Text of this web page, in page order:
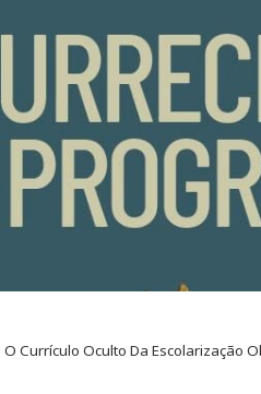
Currículo Oculto Da Escolarização